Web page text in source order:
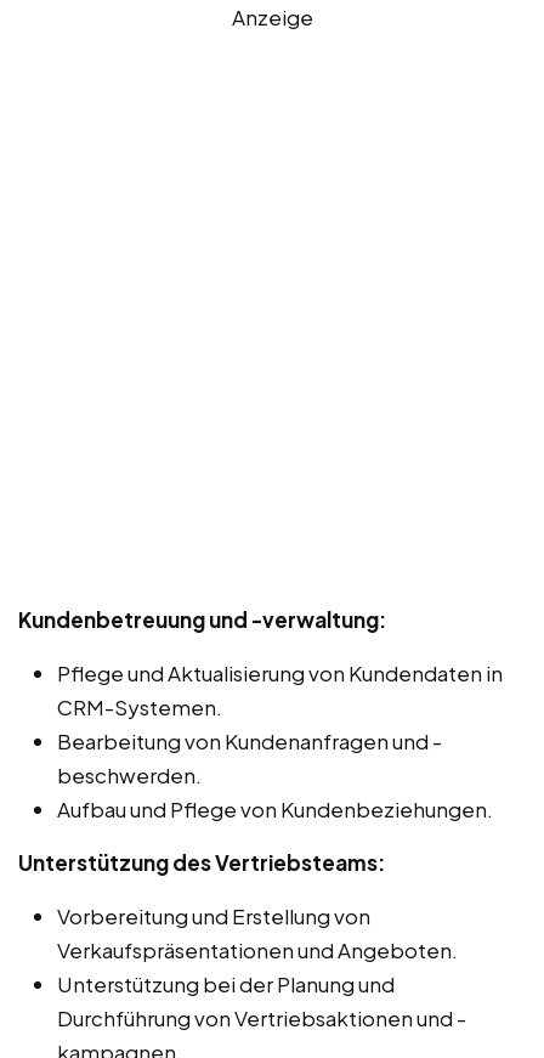
Anzeige
Kundenbetreuung und -verwaltung:
Pflege und Aktualisierung von Kundendaten in
CRM-Systemen.
Bearbeitung von Kundenanfragen und -
beschwerden.
Aufbau und Pflege von Kundenbeziehungen.
Unterstützung des Vertriebsteams:
Vorbereitung und Erstellung von
Verkaufspräsentationen und Angeboten.
Unterstützung bei der Planung und
Durchführung von Vertriebsaktionen und -
kampagnen.